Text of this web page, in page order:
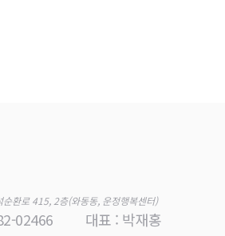
환로 415, 2층(와동동, 운정행복센터)
02466
대표 : 박재홍